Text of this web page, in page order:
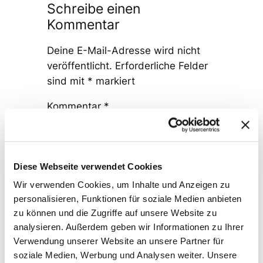
Diese Webseite verwendet Cookies
Wir verwenden Cookies, um Inhalte und Anzeigen zu
personalisieren, Funktionen für soziale Medien anbieten
zu können und die Zugriffe auf unsere Website zu
analysieren. Außerdem geben wir Informationen zu Ihrer
Verwendung unserer Website an unsere Partner für
soziale Medien, Werbung und Analysen weiter. Unsere
Schreibe einen
Kommentar
Deine E-Mail-Adresse wird nicht
veröffentlicht. Erforderliche Felder
sind mit * markiert
Kommentar *
Name*
E-Mail-Adresse*